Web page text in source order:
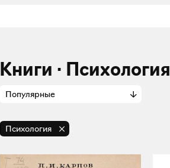
Книги · Психология
Популярные
Психология